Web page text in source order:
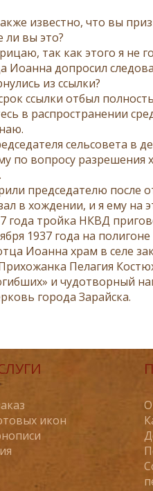
из­вест­но, что вы
ли вы это?
так как это­го я не
Иоан­на до­про­сил
из ссыл­ки?
ссыл­ки от­был
в рас­про­стра­не­нии
сель­со­ве­та в
по во­про­су
пред­се­да­те­лю по­сле
в хож­де­нии, и я ему на
го­да трой­ка НКВД
1937 го­да на
Иоан­на храм в се­ле
Пе­ла­гия
и чу­до­твор­ный
го­ро­да За­рай­ска.
икон
О